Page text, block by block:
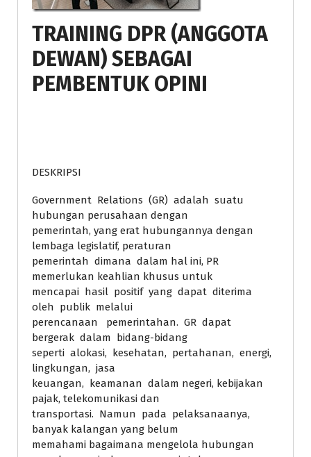
TRAINING DPR (ANGGOTA
DEWAN) SEBAGAI
PEMBENTUK OPINI
DESKRIPSI
Government Relations (GR) adalah suatu
hubungan perusahaan dengan
pemerintah, yang erat hubungannya dengan
lembaga legislatif, peraturan
pemerintah dimana dalam hal ini, PR
memerlukan keahlian khusus untuk
mencapai hasil positif yang dapat diterima
oleh publik melalui
perencanaan pemerintahan. GR dapat
bergerak dalam bidang-bidang
seperti alokasi, kesehatan, pertahanan, energi,
lingkungan, jasa
keuangan, keamanan dalam negeri, kebijakan
pajak, telekomunikasi dan
transportasi. Namun pada pelaksanaanya,
banyak kalangan yang belum
memahami bagaimana mengelola hubungan